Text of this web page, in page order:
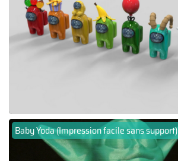
Baby Yoda (Impression facile sans support)